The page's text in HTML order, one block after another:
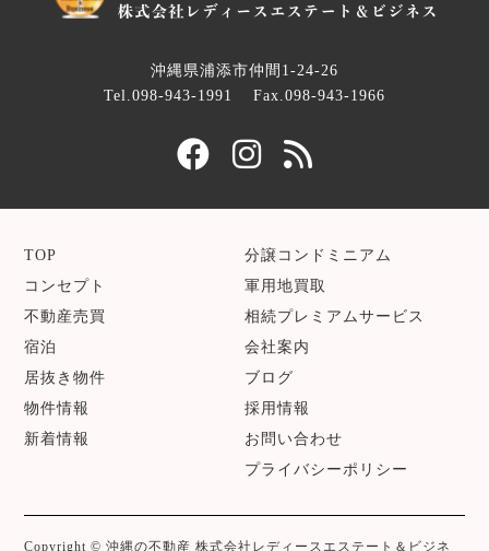
沖縄県浦添市仲間1-24-26
Tel.098-943-1991
Fax.098-943-1966
TOP
コンセプト
不動産売買
宿泊
居抜き物件
物件情報
新着情報
分譲コンドミニアム
軍用地買取
相続プレミアムサービス
会社案内
ブログ
採用情報
お問い合わせ
プライバシーポリシー
Copyright © 沖縄の不動産 株式会社レディースエステート＆ビジネ